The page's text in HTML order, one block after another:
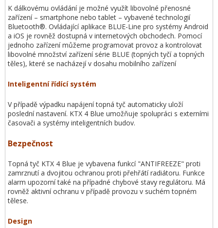
K dálkovému ovládání je možné využít libovolné přenosné
zařízení – smartphone nebo tablet – vybavené technologií
Bluetooth®. Ovládající aplikace BLUE-Line pro systémy Android
a iOS je rovněž dostupná v internetových obchodech. Pomocí
jednoho zařízení můžeme programovat provoz a kontrolovat
libovolné množství zařízení série BLUE (topných tyčí a topných
těles), které se nacházejí v dosahu mobilního zařízení
Inteligentní řídící systém
V případě výpadku napájení topná tyč automaticky uloží
poslední nastavení. KTX 4 Blue umožňuje spolupráci s externími
časovači a systémy inteligentních budov.
Bezpečnost
Topná tyč KTX 4 Blue je vybavena funkcí "ANTIFREEZE" proti
zamrznutí a dvojitou ochranou proti přehřátí radiátoru. Funkce
alarm upozorní také na případné chybové stavy regulátoru. Má
rovněž aktivní ochranu v případě provozu v suchém topném
tělese.
Design